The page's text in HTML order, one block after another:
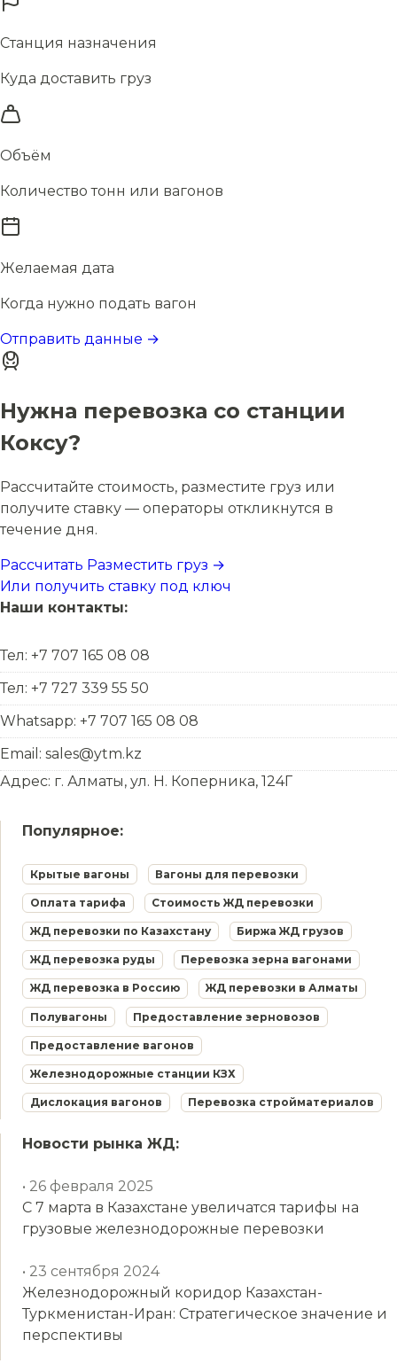
Станция назначения
Куда доставить груз
Объём
Количество тонн или вагонов
Желаемая дата
Когда нужно подать вагон
Отправить данные →
Нужна перевозка со станции
Коксу?
Рассчитайте стоимость, разместите груз или
получите ставку — операторы откликнутся в
течение дня.
Рассчитать Разместить груз →
Или получить ставку под ключ
Наши контакты:
Тел: +7 707 165 08 08
Тел: +7 727 339 55 50
Whatsapp: +7 707 165 08 08
Email: sales@ytm.kz
Адрес: г. Алматы, ул. Н. Коперника, 124Г
Популярное:
Крытые вагоны Вагоны для перевозки
Оплата тарифа Стоимость ЖД перевозки
ЖД перевозки по Казахстану Биржа ЖД грузов
ЖД перевозка руды Перевозка зерна вагонами
ЖД перевозка в Россию ЖД перевозки в Алматы
Полувагоны Предоставление зерновозов
Предоставление вагонов
Железнодорожные станции КЗХ
Дислокация вагонов Перевозка стройматериалов
Новости рынка ЖД:
• 26 февраля 2025
С 7 марта в Казахстане увеличатся тарифы на
грузовые железнодорожные перевозки
• 23 сентября 2024
Железнодорожный коридор Казахстан-
Туркменистан-Иран: Стратегическое значение и
перспективы